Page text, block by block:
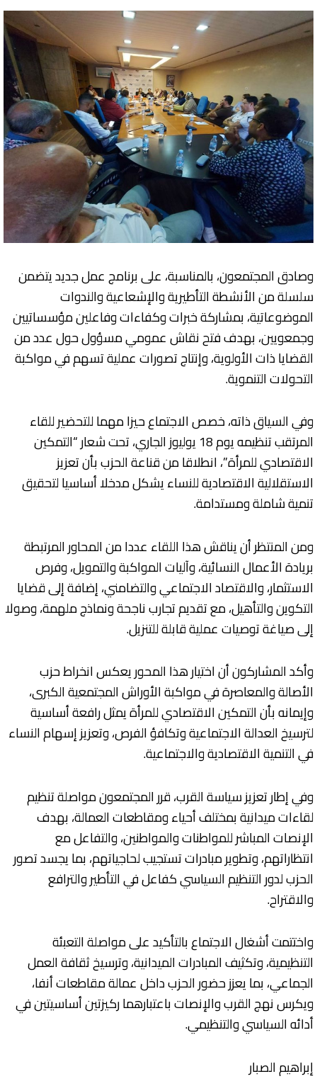
وصادق المجتمعون، بالمناسبة، على برنامج عمل جديد يتضمن
سلسلة من الأنشطة التأطيرية والإشعاعية والندوات
الموضوعاتية، بمشاركة خبرات وكفاءات وفاعلين مؤسساتيين
وجمعويين، بهدف فتح نقاش عمومي مسؤول حول عدد من
القضايا ذات الأولوية، وإنتاج تصورات عملية تسهم في مواكبة
التحولات التنموية.
وفي السياق ذاته، خصص الاجتماع حيزا مهما للتحضير للقاء
المرتقب تنظيمه يوم 18 يوليوز الجاري، تحت شعار “التمكين
الاقتصادي للمرأة”، انطلاقا من قناعة الحزب بأن تعزيز
الاستقلالية الاقتصادية للنساء يشكل مدخلا أساسيا لتحقيق
تنمية شاملة ومستدامة.
ومن المنتظر أن يناقش هذا اللقاء عددا من المحاور المرتبطة
بريادة الأعمال النسائية، وآليات المواكبة والتمويل، وفرص
الاستثمار، والاقتصاد الاجتماعي والتضامني، إضافة إلى قضايا
التكوين والتأهيل، مع تقديم تجارب ناجحة ونماذج ملهمة، وصولا
إلى صياغة توصيات عملية قابلة للتنزيل.
وأكد المشاركون أن اختيار هذا المحور يعكس انخراط حزب
الأصالة والمعاصرة في مواكبة الأوراش المجتمعية الكبرى،
وإيمانه بأن التمكين الاقتصادي للمرأة يمثل رافعة أساسية
لترسيخ العدالة الاجتماعية وتكافؤ الفرص، وتعزيز إسهام النساء
في التنمية الاقتصادية والاجتماعية.
وفي إطار تعزيز سياسة القرب، قرر المجتمعون مواصلة تنظيم
لقاءات ميدانية بمختلف أحياء ومقاطعات العمالة، بهدف
الإنصات المباشر للمواطنات والمواطنين، والتفاعل مع
انتظاراتهم، وتطوير مبادرات تستجيب لحاجياتهم، بما يجسد تصور
الحزب لدور التنظيم السياسي كفاعل في التأطير والترافع
والاقتراح.
واختتمت أشغال الاجتماع بالتأكيد على مواصلة التعبئة
التنظيمية، وتكثيف المبادرات الميدانية، وترسيخ ثقافة العمل
الجماعي، بما يعزز حضور الحزب داخل عمالة مقاطعات أنفا،
ويكرس نهج القرب والإنصات باعتبارهما ركيزتين أساسيتين في
أدائه السياسي والتنظيمي.
إبراهيم الصبار